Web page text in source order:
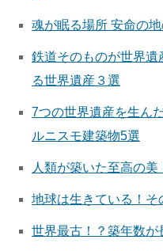
魂が眠る場所 安命の
鉄道そのものが世界遺
る世界遺産３選
7つの世界遺産を生ん
ルニスモ建築物5選
人類が築いた至高の
地球は生きている！そ
世界最古！？築年数が